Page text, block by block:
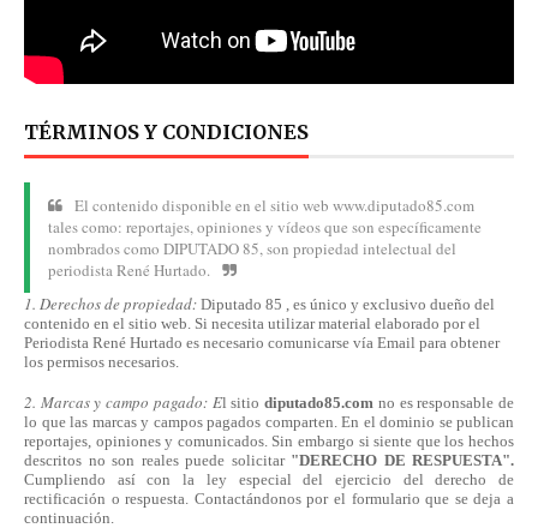
TÉRMINOS Y CONDICIONES
El contenido disponible en el sitio web www.diputado85.com
tales como: reportajes, opiniones y vídeos que son específicamente
nombrados como DIPUTADO 85, son propiedad intelectual del
periodista René Hurtado.
1. Derechos de propiedad: Diputado 85 , es único y exclusivo dueño del
contenido en el sitio web. Si necesita utilizar material elaborado por el
Periodista René Hurtado es necesario comunicarse vía Email para obtener
los permisos necesarios.
2. Marcas y campo pagado: El sitiodiputado85.com no es responsable de
lo que las marcas y campos pagados comparten. En el dominio se publican
reportajes, opiniones y comunicados. Sin embargo si siente que los hechos
descritos no son reales puede solicitar "DERECHO DE RESPUESTA".
Cumpliendo asícon la ley especial del ejercicio del derecho de
rectificación o respuesta. Contactándonospor el formulario que se deja a
continuación.